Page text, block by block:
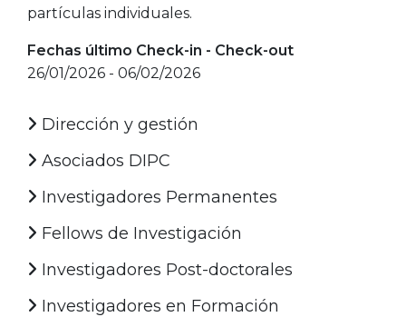
partículas individuales.
Fechas último Check-in - Check-out
26/01/2026 - 06/02/2026
Dirección y gestión
Asociados DIPC
Investigadores Permanentes
Fellows de Investigación
Investigadores Post-doctorales
Investigadores en Formación